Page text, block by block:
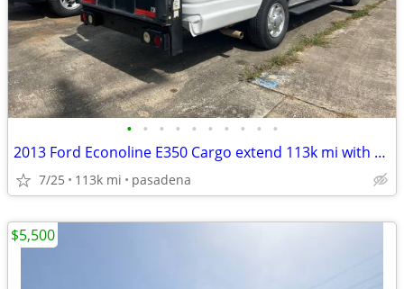
• • • • • • • • • •
2013 Ford Econoline E350 Cargo extend 113k mi with Tommy tailgate lift
7/25 113k mi pasadena
$5,500